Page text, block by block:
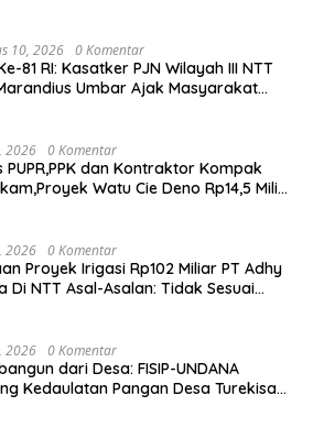
10, 2026 0 Komentar
81 RI: Kasatker PJN Wilayah III NTT
Umbar Ajak Masyarakat
2026 0 Komentar
PUPR,PPK dan Kontraktor Kompak
Watu Cie Deno Rp14,5 Miliar
2026 0 Komentar
Proyek Irigasi Rp102 Miliar PT Adhy
Di NTT Asal-Asalan: Tidak Sesuai
2026 0 Komentar
dari Desa: FISIP-UNDANA
Kedaulatan Pangan Desa Turekisa